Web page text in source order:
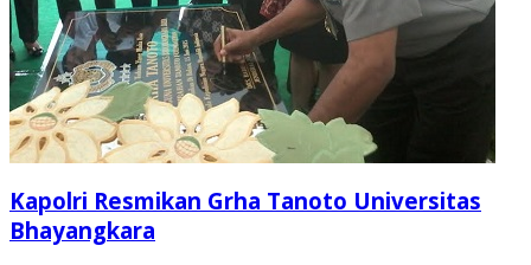
Kapolri Resmikan Grha Tanoto Universitas
Bhayangkara